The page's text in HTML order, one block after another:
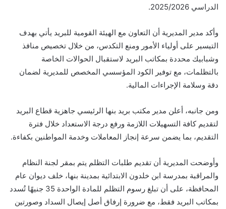
الدراسي 2025/2026.
وأكد مدير المديرية أن التعاون مع الهيئة القومية للبريد يأتي بهدف
التيسير على أولياء الأمور ومنع التكدس، من خلال تخصيص منافذ
وشبابيك محددة بمكاتب البريد لاستقبال الحوالات الخاصة
بالتظلمات، مع توفير الكود المؤسسي المخصص للمديرية لضمان
دقة وسلامة الإجراءات المالية.
ومن جانبه، أعلن مدير مكتب بريد بنها الرئيسي جاهزية قطاع البريد
لتقديم كافة التسهيلات اللازمة ورفع درجة الاستعداد خلال فترة
التقديم، بما يضمن سرعة إنجاز المعاملات وخدمة المواطنين بكفاءة.
وأوضحت المديرية أن تقديم طلبات التظلم يتم بمقر لجنة النظام
والمراقبة بمدرسة ابن خلدون الابتدائية بمدينة بنها، خلف ديوان عام
المحافظة، على أن تبلغ رسوم التظلم للمادة الواحدة 35 جنيهًا تُسدد
بمكاتب البريد فقط، مع ضرورة إرفاق أصل إيصال السداد وصورتين